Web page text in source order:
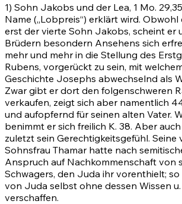
1) Sohn Jakobs und der Lea, 1 Mo. 29,35
Name („Lobpreis“) erklärt wird.
erst der vierte Sohn Jakobs, scheint er
Brüdern besondern Ansehens sich
mehr und mehr in die Stellung des
Rubens, vorgerückt zu sein, mit
Geschichte Josephs abwechselnd als
Zwar gibt er dort den folgenschweren
verkaufen, zeigt sich aber namentlich
und aufopfernd für seinen alten Vater.
benimmt er sich freilich K. 38. Aber
zuletzt sein Gerechtigkeitsgefühl. Seine
Sohnsfrau Thamar hatte nach
Anspruch auf Nachkommenschaft von
Schwagers, den Juda ihr vorenthielt; so
von Juda selbst ohne dessen Wissen
verschaffen.